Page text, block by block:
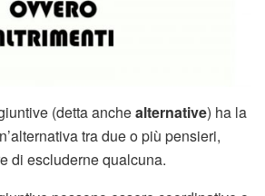
(detta anchealternative) ha la
tra due o più pensieri,
di escluderne qualcuna.